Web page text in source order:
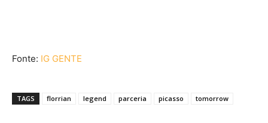
Fonte: IG GENTE
TAGS florrian legend parceria picasso tomorrow